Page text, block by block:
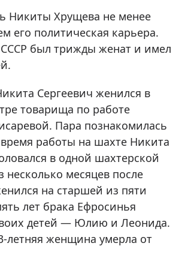
Никиты Хрущева не менее
его политическая карьера.
СССР был трижды женат и имел
Сергеевич женился в
товарища по работе
Пара познакомилась
работы на шахте Никита
в одной шахтерской
несколько месяцев после
на старшей из пяти
лет брака Ефросинья
детей — Юлию и Леонида.
летняя женщина умерла от